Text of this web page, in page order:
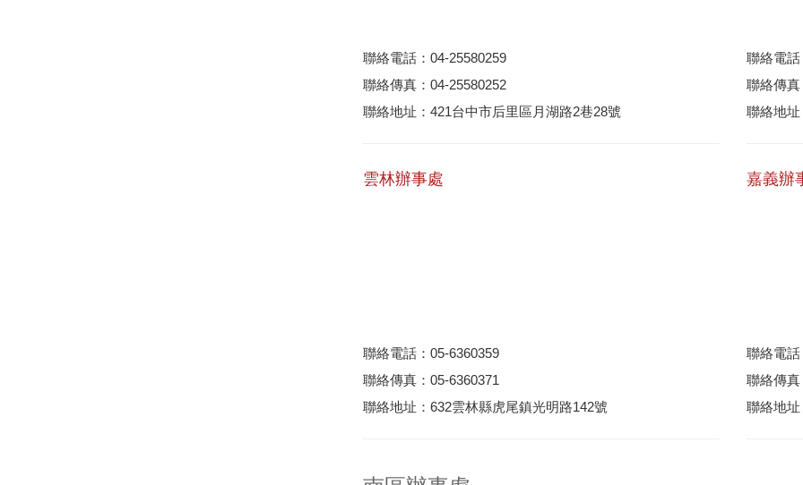
聯絡電話：04-25580259
聯絡傳真：04-25580252
聯絡地址：421台中市后里區月湖路2巷28號
聯絡電話
聯絡傳真
聯絡地
雲林辦事處
聯絡電話：05-6360359
聯絡傳真：05-6360371
聯絡地址：632雲林縣虎尾鎮光明路142號
嘉義辦
聯絡電話
聯絡傳真
聯絡地